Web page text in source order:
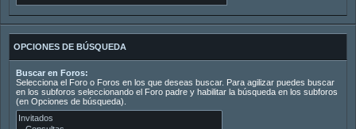
OPCIONES DE BÚSQUEDA
Buscar en Foros:
Selecciona el Foro o Foros en los que deseas buscar. Para agilizar puedes buscar
en los subforos seleccionando el Foro padre y habilitar la búsqueda en los subforos
(en Opciones de búsqueda).